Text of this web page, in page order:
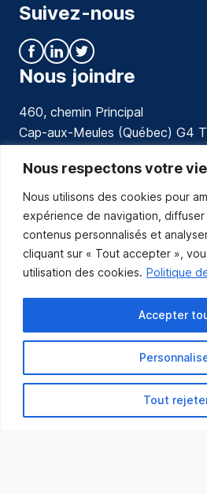
Nous respectons votre
Nous utilisons des cookies pour
expérience de navigation,
contenus personnalisés et
cliquant sur « Tout accepter »,
utilisation des cookies. Politique
Tout
Accepter
Suivez-nous
Nous joindre
460, chemin Principal
Cap-aux-Meules (Québec) G4 T
communications@muniles.ca
418 986-3100
Composez le 1 en tout temps pour
Abonnez-vous
Abonnez-vous pour
de la Municipalité par